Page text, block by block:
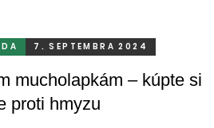
7. SEPTEMBRA 2024
mucholapkám – kúpte si
proti hmyzu